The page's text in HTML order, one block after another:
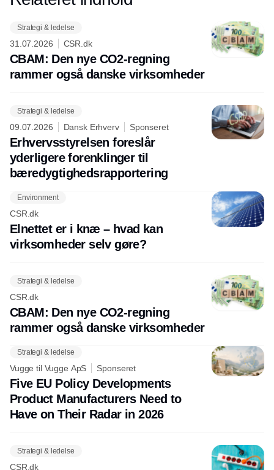
Strategi & ledelse
31.07.2026 CSR.dk
CBAM: Den nye CO2-regning
rammer også danske virksomheder
Strategi & ledelse
09.07.2026 Dansk Erhverv Sponseret
Erhvervsstyrelsen foreslår
yderligere forenklinger til
bæredygtighedsrapportering
Environment
CSR.dk
Elnettet er i knæ – hvad kan
virksomheder selv gøre?
Strategi & ledelse
CSR.dk
CBAM: Den nye CO2-regning
rammer også danske virksomheder
Strategi & ledelse
Vugge til Vugge ApS Sponseret
Five EU Policy Developments
Product Manufacturers Need to
Have on Their Radar in 2026
Strategi & ledelse
CSR.dk